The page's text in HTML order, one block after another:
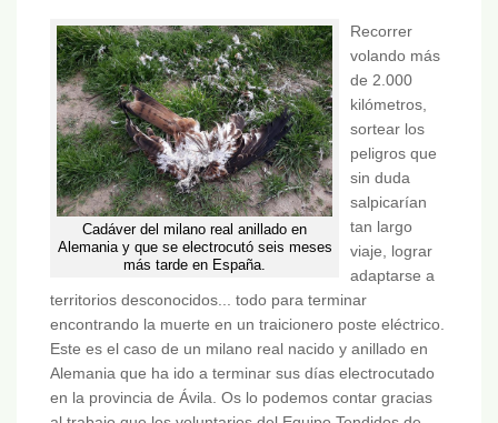
Cadáver del milano real anillado en
Alemania y que se electrocutó seis meses
más tarde en España.
Recorrer
volando más
de 2.000
kilómetros,
sortear los
peligros que
sin duda
salpicarían
tan largo
viaje, lograr
adaptarse a
territorios desconocidos... todo para terminar
encontrando la muerte en un traicionero poste eléctrico.
Este es el caso de un milano real nacido y anillado en
Alemania que ha ido a terminar sus días electrocutado
en la provincia de Ávila. Os lo podemos contar gracias